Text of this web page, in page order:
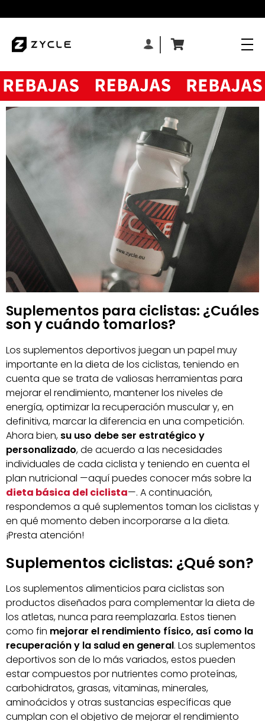
Suplementos para ciclistas: ¿Cuáles
son y cuándo tomarlos?
Los suplementos deportivos juegan un papel muy
importante en la dieta de los ciclistas, teniendo en
cuenta que se trata de valiosas herramientas para
mejorar el rendimiento, mantener los niveles de
energía, optimizar la recuperación muscular y, en
definitiva, marcar la diferencia en una competición.
Ahora bien, su uso debe ser estratégico y
personalizado, de acuerdo a las necesidades
individuales de cada ciclista y teniendo en cuenta el
plan nutricional —aquí puedes conocer más sobre la
dieta básica del ciclista—. A continuación,
respondemos a qué suplementos toman los ciclistas y
en qué momento deben incorporarse a la dieta.
¡Presta atención!
Suplementos ciclistas: ¿Qué son?
Los suplementos alimenticios para ciclistas son
productos diseñados para complementar la dieta de
los atletas, nunca para reemplazarla. Estos tienen
como fin mejorar el rendimiento físico, así como la
recuperación y la salud en general. Los suplementos
deportivos son de lo más variados, estos pueden
estar compuestos por nutrientes como proteínas,
carbohidratos, grasas, vitaminas, minerales,
aminoácidos y otras sustancias específicas que
cumplan con el objetivo de mejorar el rendimiento